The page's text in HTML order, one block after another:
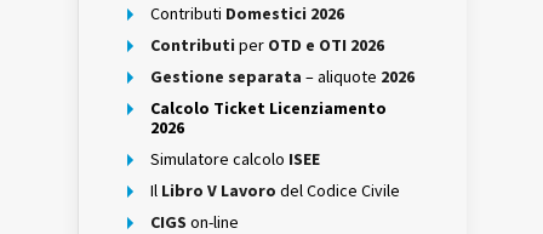
Contributi Domestici 2026
Contributi per OTD e OTI 2026
Gestione separata – aliquote 2026
Calcolo Ticket Licenziamento
2026
Simulatore calcolo ISEE
Il Libro V Lavoro del Codice Civile
CIGS on-line